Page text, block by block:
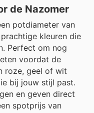
de Nazomer
potdiameter van
kleuren die
Perfect om nog
voordat de
roze, geel of wit
bij jouw stijl past.
en geven direct
spotprijs van